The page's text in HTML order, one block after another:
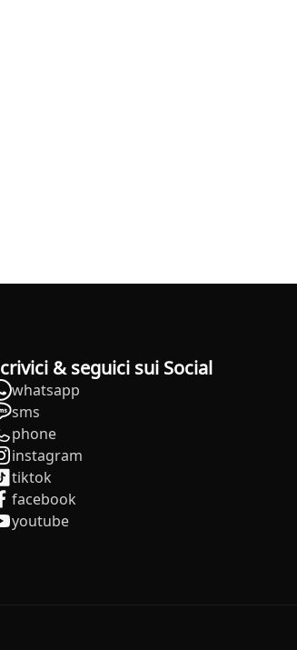
Scrivici & seguici sui Social
whatsapp
sms
phone
instagram
tiktok
facebook
youtube